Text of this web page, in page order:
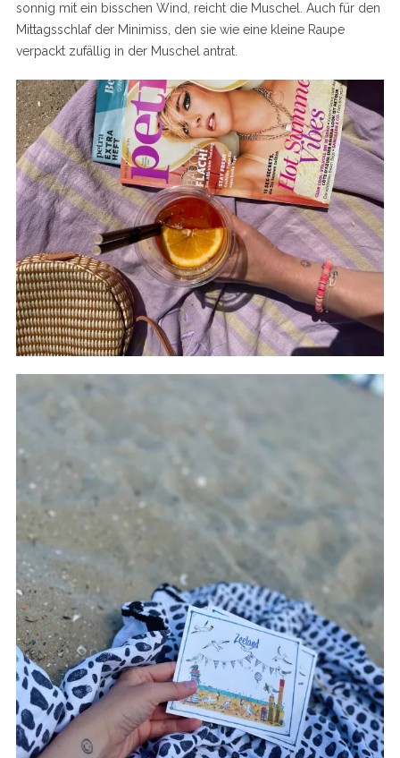
sonnig mit ein bisschen Wind, reicht die Muschel. Auch für den
Mittagsschlaf der Minimiss, den sie wie eine kleine Raupe
verpackt zufällig in der Muschel antrat.